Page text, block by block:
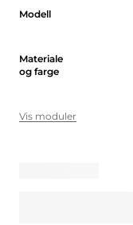
Modell
Materiale
og farge
Vis moduler